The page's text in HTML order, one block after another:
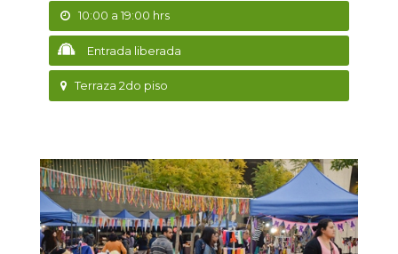
10:00 a 19:00 hrs
Entrada liberada
Terraza 2do piso